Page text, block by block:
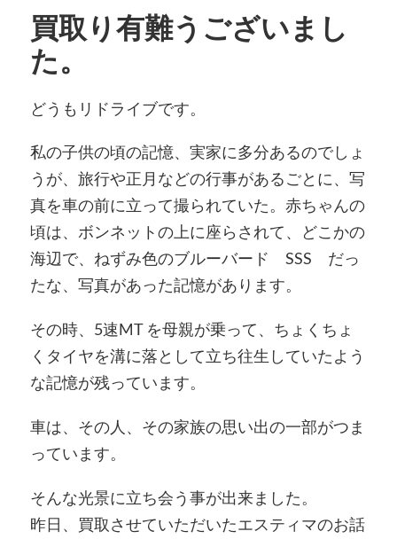
買取り有難うございまし
た。
どうもリドライブです。
私の子供の頃の記憶、実家に多分あるのでしょ
うが、旅行や正月などの行事があるごとに、写
真を車の前に立って撮られていた。赤ちゃんの
頃は、ボンネットの上に座らされて、どこかの
海辺で、ねずみ色のブルーバード SSS だっ
たな、写真があった記憶があります。
その時、5速MT を母親が乗って、ちょくちょ
くタイヤを溝に落として立ち往生していたよう
な記憶が残っています。
車は、その人、その家族の思い出の一部がつま
っています。
そんな光景に立ち会う事が出来ました。
昨日、買取させていただいたエスティマのお話